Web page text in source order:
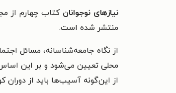
نیازهای نوجوانانکتاب چهارم از
منتشر شده است.
از نگاه جامعه‌شناسانه، مسائل
محلی تعیین می‌شود و بر این اساس
از این‌گونه آسیب‌ها باید از دوران